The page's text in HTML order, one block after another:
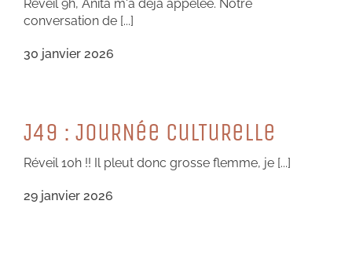
Réveil 9h, Anita m'a déjà appelée. Notre
conversation de [...]
30 janvier 2026
J49 : JouRNée CuLTuReLLe
Réveil 10h !! Il pleut donc grosse flemme, je [...]
29 janvier 2026